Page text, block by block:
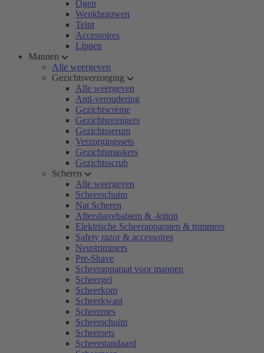
Ogen
Wenkbrauwen
Teint
Accessoires
Lippen
Mannen
Alle weergeven
Gezichtsverzorging
Alle weergeven
Anti-veroudering
Gezichtscrème
Gezichtsreinigers
Gezichtsserum
Verzorgingssets
Gezichtsmaskers
Gezichtsscrub
Scheren
Alle weergeven
Scheerschuim
Nat Scheren
Aftershavebalsem & -lotion
Elektrische Scheerapparaten & trimmers
Safety razor & accessoires
Neustrimmers
Pre-Shave
Scheerapparaat voor mannen
Scheergel
Scheerkom
Scheerkwast
Scheermes
Scheerschuim
Scheersets
Scheerstandaard